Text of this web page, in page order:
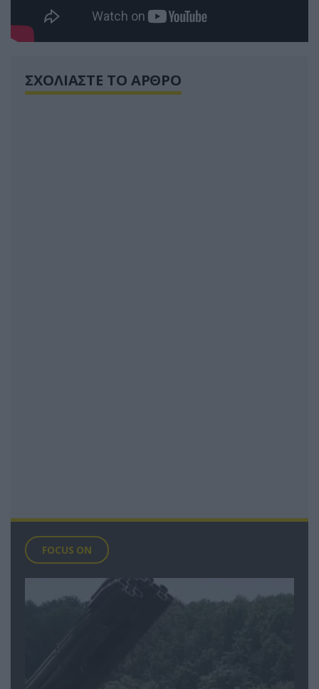
ΣΧΟΛΙΑΣΤΕ ΤΟ ΑΡΘΡΟ
FOCUS ON